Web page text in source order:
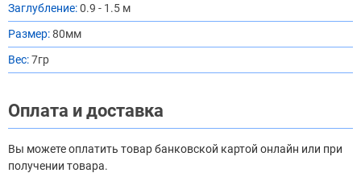
Заглубление:0.9 - 1.5 м
Размер:80мм
Вес:7гр
Оплата и доставка
Вы можете оплатить товар банковской картой онлайн или при
получении товара.